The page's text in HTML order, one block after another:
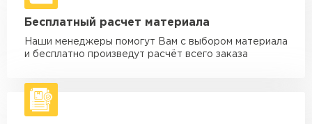
Машина - 10 тн до 50 м3
макс. длина груза 8 м
Машина - 20 тн до 80 м3
от 5 500 ₽
Манипулятор до 5 тн
макс. длина груза 5 м
Бесплатный расчет материала
Наши менеджеры помогут Вам с выбором материала
и бесплатно произведут расчёт всего заказа